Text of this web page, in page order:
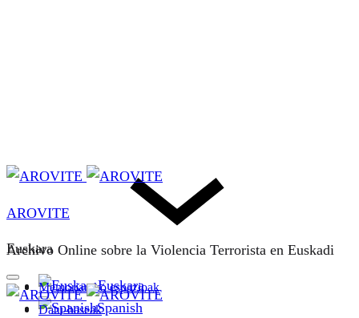
Euskara
Euskara
Spanish
AROVITE
Archivo Online sobre la Violencia Terrorista en Euskadi
Memoriarako espazioak
Datu-baseak